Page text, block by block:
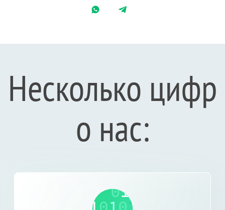
Несколько цифр
о нас: